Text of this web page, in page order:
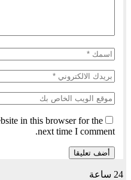
in this browser for the
next time I comment.
24 ساعة